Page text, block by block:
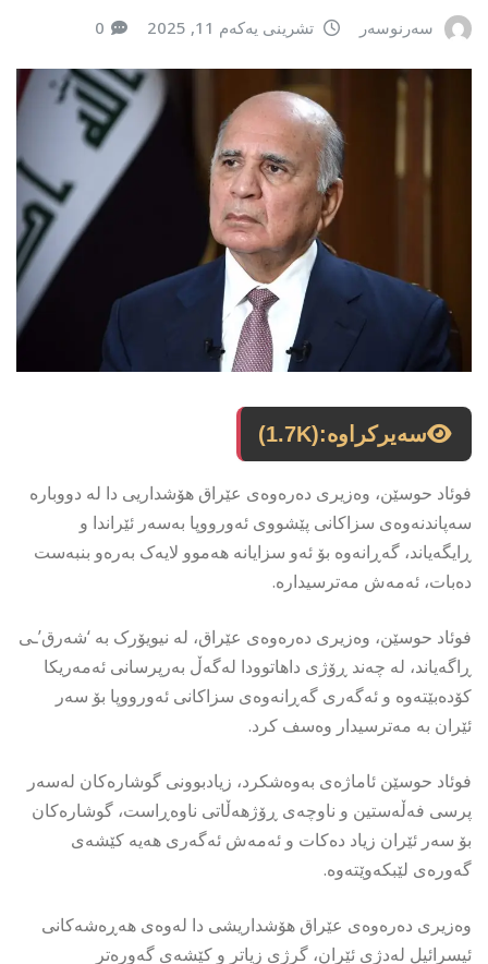
سەرنوسەر تشرینی یەکەم 11, 2025 0
سەیرکراوە:(1.7K)
فوئاد حوسێن، وەزیری دەرەوەی عێراق هۆشداریی دا لە دووبارە
سەپاندنەوەی سزاکانی پێشووی ئەورووپا بەسەر ئێراندا و
ڕایگەیاند، گەڕانەوە بۆ ئەو سزایانە هەموو لایەک بەرەو بنبەست
دەبات، ئەمەش مەترسیدارە.
فوئاد حوسێن، وەزیری دەرەوەی عێراق، لە نیویۆرک بە ‘شەرق’ـی
ڕاگەیاند، لە چەند ڕۆژی داهاتوودا لەگەڵ بەرپرسانی ئەمەریکا
کۆدەبێتەوە و ئەگەری گەڕانەوەی سزاکانی ئەورووپا بۆ سەر
ئێران بە مەترسیدار وەسف کرد.
فوئاد حوسێن ئاماژەی بەوەشکرد، زیادبوونی گوشارەکان لەسەر
پرسی فەڵەستین و ناوچەی ڕۆژهەڵاتی ناوەڕاست، گوشارەکان
بۆ سەر ئێران زیاد دەکات و ئەمەش ئەگەری هەیە کێشەی
گەورەی لێبکەوێتەوە.
وەزیری دەرەوەی عێراق هۆشداریشی دا لەوەی هەڕەشەکانی
ئیسرائیل لەدژی ئێران، گرژی زیاتر و کێشەی گەورەتر